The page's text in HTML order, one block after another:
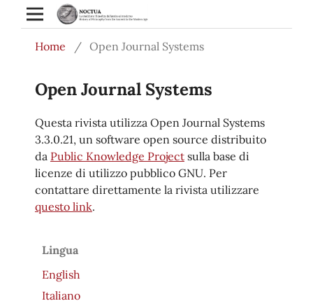
Home / Open Journal Systems
Open Journal Systems
Questa rivista utilizza Open Journal Systems
3.3.0.21, un software open source distribuito
da Public Knowledge Projectsulla base di
licenze di utilizzo pubblico GNU. Per
contattare direttamente la rivista utilizzare
questo link.
Lingua
English
Italiano